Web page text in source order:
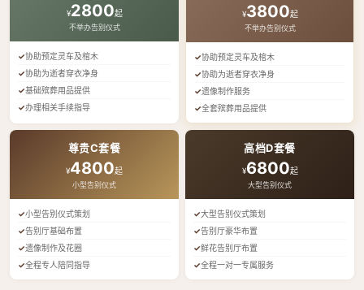
¥2800起
不举办告别仪式
协助预定灵车及棺木
协助为逝者穿衣净身
基础殡葬用品提供
办理相关手续指导
¥3800起
不举办告别仪式
协助预定灵车及棺木
协助为逝者穿衣净身
遗像制作服务
全套殡葬用品提供
尊贵C套餐
¥4800起
小型告别仪式
小型告别仪式策划
告别厅基础布置
遗像制作及花圈
全程专人陪同指导
高档D套餐
¥6800起
大型告别仪式
大型告别仪式策划
告别厅豪华布置
鲜花告别厅布置
全程一对一专属服务